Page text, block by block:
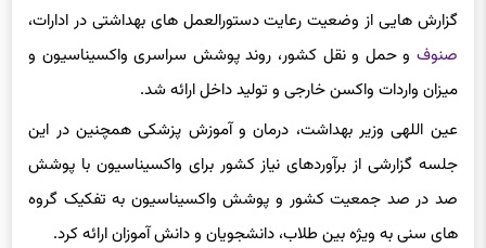
گزارش هایی از وضعیت رعایت دستورالعمل های بهداشتی در ادارات،
صنوف و حمل و نقل کشور، روند پوشش سراسری واکسیناسیون و
میزان واردات واکسن خارجی و تولید داخل ارائه شد.
عین اللهی وزیر بهداشت، درمان و آموزش پزشکی همچنین در این
جلسه گزارشی از برآوردهای نیاز کشور برای واکسیناسیون با پوشش
صد در صد جمعیت کشور و پوشش واکسیناسیون به تفکیک گروه
های سنی به ویژه بین طلاب، دانشجویان و دانش آموزان ارائه کرد.